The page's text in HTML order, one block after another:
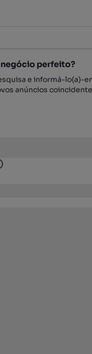
quadrado
negócio perfeito?
e informá-lo(a)-
anúncios
de pesquisa